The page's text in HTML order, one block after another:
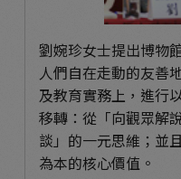
劉婉珍女士提出博物
人們自在走動的友善
及教育實務上，進行
移轉：從「向觀眾解
談」的一元思維；並
為本的核心價值。